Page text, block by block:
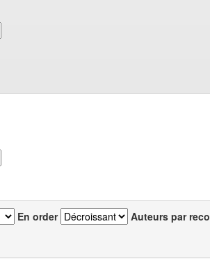
En order Auteurs par